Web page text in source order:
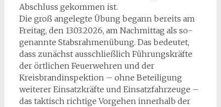
Abschluss gekommen ist.
Die groß angelegte Übung begann bereits am
Freitag, den 13.03.2026, am Nachmittag als so-
genannte Stabsrahmenübung. Das bedeutet,
dass zunächst ausschließlich Führungskräfte
der örtlichen Feuerwehren und der
Kreisbrandinspektion – ohne Beteiligung
weiterer Einsatzkräfte und Einsatzfahrzeuge –
das taktisch richtige Vorgehen innerhalb der